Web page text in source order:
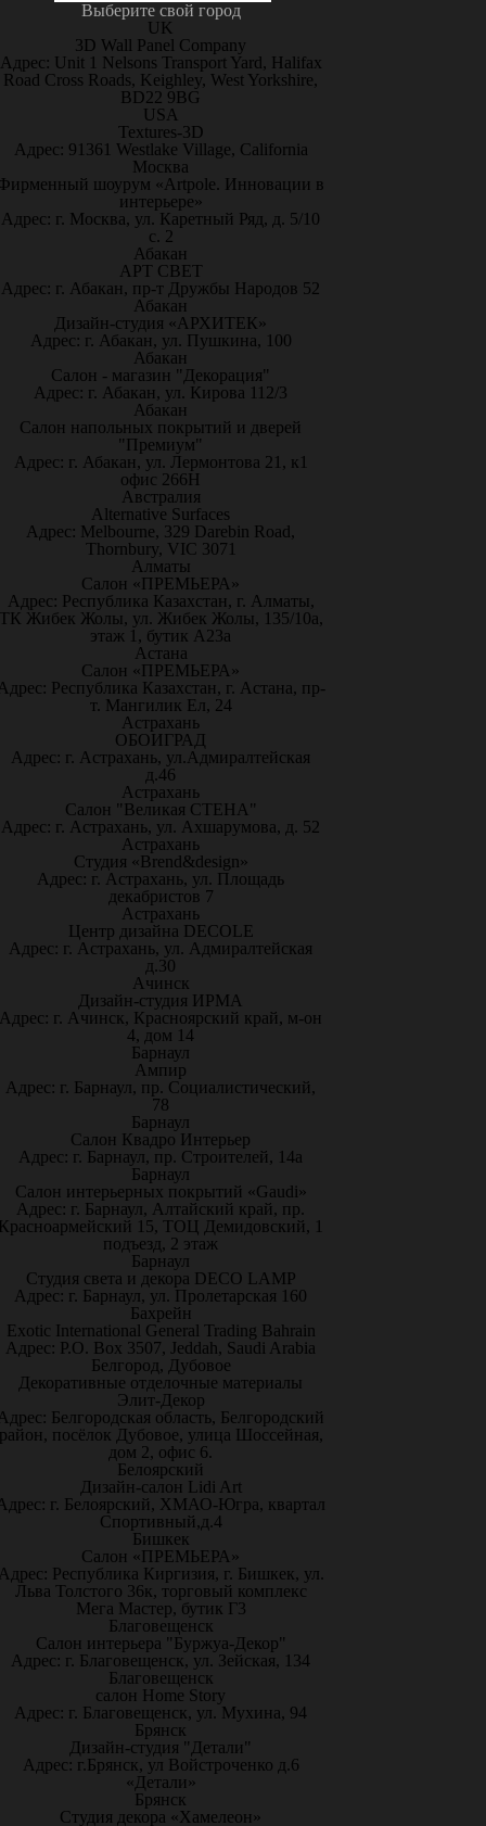
Выберите свой город
UK
3D Wall Panel Company
Адрес: Unit 1 Nelsons Transport Yard, Halifax
Road Cross Roads, Keighley, West Yorkshire,
BD22 9BG
USA
Textures-3D
Адрес: 91361 Westlake Village, California
Москва
шоурум «Artpole. Инновации в
интерьере»
Адрес: г. Москва, ул. Каретный Ряд, д. 5/10
с. 2
Абакан
АРТ СВЕТ
Адрес: г. Абакан, пр-т Дружбы Народов 52
Абакан
Дизайн-студия «АРХИТЕК»
Адрес: г. Абакан, ул. Пушкина, 100
Абакан
Салон - магазин "Декорация"
Адрес: г. Абакан, ул. Кирова 112/3
Абакан
Салон напольных покрытий и дверей
"Премиум"
Адрес: г. Абакан, ул. Лермонтова 21, к1
офис 266Н
Австралия
Alternative Surfaces
Адрес: Melbourne, 329 Darebin Road,
Thornbury, VIC 3071
Алматы
Салон «ПРЕМЬЕРА»
Адрес: Республика Казахстан, г. Алматы,
Жибек Жолы, ул. Жибек Жолы, 135/10а,
этаж 1, бутик А23а
Астана
Салон «ПРЕМЬЕРА»
Республика Казахстан, г. Астана, пр-
т. Мангилик Ел, 24
Астрахань
ОБОИГРАД
Адрес: г. Астрахань, ул.Адмиралтейская
д.46
Астрахань
Салон "Великая СТЕНА"
Адрес: г. Астрахань, ул. Ахшарумова, д. 52
Астрахань
Студия «Brend&design»
Адрес: г. Астрахань, ул. Площадь
декабристов 7
Астрахань
Центр дизайна DECOLE
Адрес: г. Астрахань, ул. Адмиралтейская
д.30
Ачинск
Дизайн-студия ИРМА
Адрес: г. Ачинск, Красноярский край, м-он
4, дом 14
Барнаул
Ампир
Адрес: г. Барнаул, пр. Социалистический,
78
Барнаул
Салон Квадро Интерьер
Адрес: г. Барнаул, пр. Строителей, 14а
Барнаул
Салон интерьерных покрытий «Gaudi»
Адрес: г. Барнаул, Алтайский край, пр.
15, ТОЦ Демидовский, 1
подъезд, 2 этаж
Барнаул
Студия света и декора DECO LAMP
Адрес: г. Барнаул, ул. Пролетарская 160
Бахрейн
Exotic International General Trading Bahrain
Адрес: P.O. Box 3507, Jeddah, Saudi Arabia
Белгород, Дубовое
Декоративные отделочные материалы
Элит-Декор
Белгородская область, Белгородский
посёлок Дубовое, улица Шоссейная,
дом 2, офис 6.
Белоярский
Дизайн-салон Lidi Art
г. Белоярский, ХМАО-Югра, квартал
Спортивный,д.4
Бишкек
Салон «ПРЕМЬЕРА»
Республика Киргизия, г. Бишкек, ул.
Льва Толстого 36к, торговый комплекс
Мега Мастер, бутик Г3
Благовещенск
Салон интерьера "Буржуа-Декор"
Адрес: г. Благовещенск, ул. Зейская, 134
Благовещенск
салон Home Story
Адрес: г. Благовещенск, ул. Мухина, 94
Брянск
Дизайн-студия "Детали"
Адрес: г.Брянск, ул Войстроченко д.6
«Детали»
Брянск
Студия декора «Хамелеон»